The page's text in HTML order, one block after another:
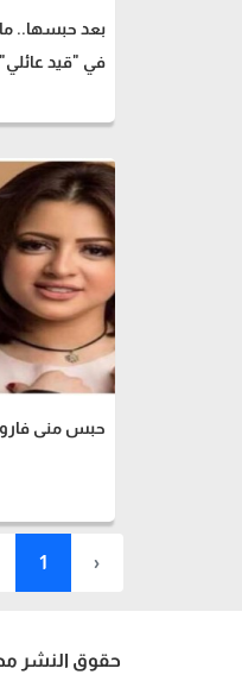
بعد حبسها..
في "قيد
حبس منى فاروق
‹
1
حقوق النشر